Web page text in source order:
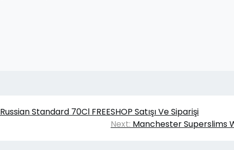
Russian Standard 70Cl FREESHOP Satışı Ve Siparişi
Next: Manchester Superslims